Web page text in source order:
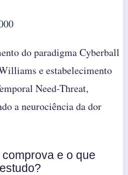
do paradigma Cyberball
e estabelecimento
Need-Threat,
a neurociência da dor
e o que